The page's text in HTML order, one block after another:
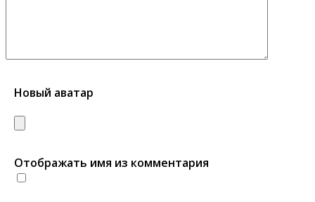
Новый аватар
Отображать имя из комментария